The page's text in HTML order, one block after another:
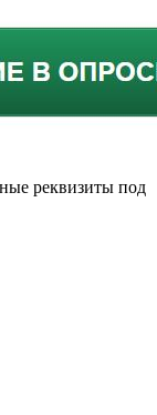
реквизиты под